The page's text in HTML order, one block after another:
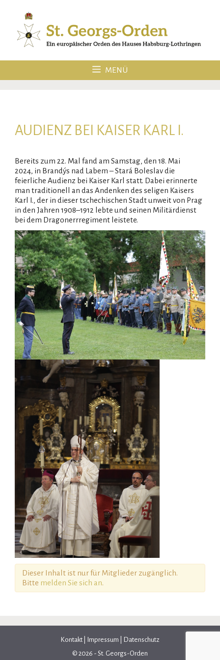
springen
MENÜ
AUDIENZ BEI KAISER KARL I.
Bereits zum 22. Mal fand am Samstag, den 18. Mai
2024, in Brandýs nad Labem – Stará Boleslav die
feierliche Audienz bei Kaiser Karl statt. Dabei erinnerte
man traditionell an das Andenken des seligen Kaisers
Karl I., der in dieser tschechischen Stadt unweit von Prag
in den Jahren 1908–1912 lebte und seinen Militärdienst
bei dem Dragonerrregiment leistete.
Dieser Inhalt ist nur für Mitglieder zugänglich.
Bitte melden Sie sich an.
Kontakt Impressum
Datenschutz
© 2026 - St. Georgs-Orden